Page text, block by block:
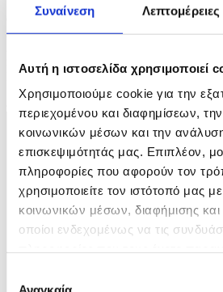
Συναίνεση Λεπτομέρειες
Αυτή η ιστοσελίδα χρησιμοποιεί
Χρησιμοποιούμε cookie για την
περιεχομένου και διαφημίσεων,
κοινωνικών μέσων και την
επισκεψιμότητάς μας. Επιπλέον,
πληροφορίες που αφορούν τον
χρησιμοποιείτε τον ιστότοπό μας
κοινωνικών μέσων, διαφήμισης
οποίοι ενδεχομένως να τις
των υπηρεσιών τους.
epa13012811 A forensic team member
in New Delhi, India, 03 June 2026.
following a fire in a hotel in the Malviya
EPA/RAJAT GUPTA
8 / 9